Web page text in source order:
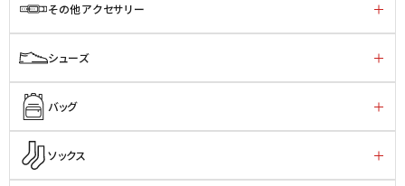
その他アクセサリー
シューズ
バッグ
ソックス